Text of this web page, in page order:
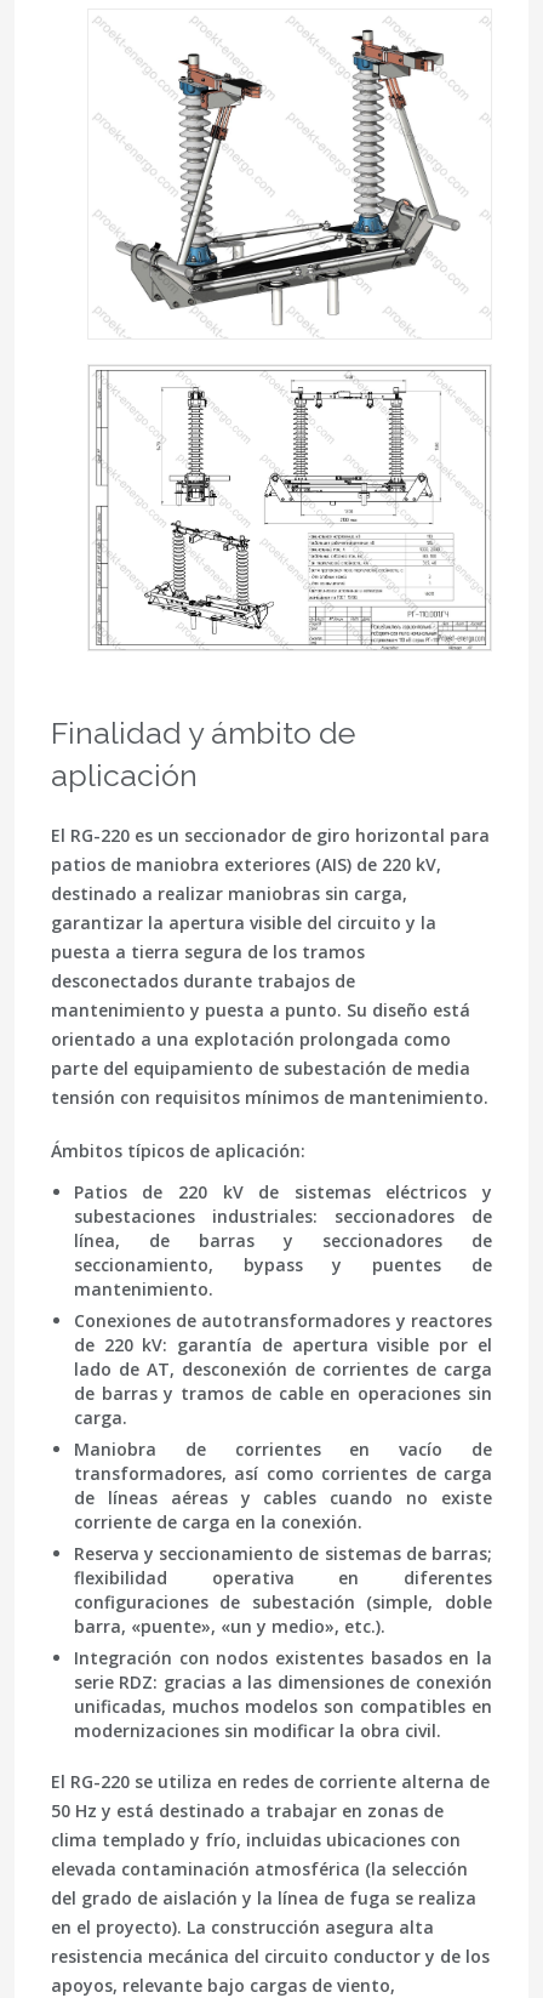
Finalidad y ámbito de
aplicación
El RG-220 es un seccionador de giro horizontal para
patios de maniobra exteriores (AIS) de 220 kV,
destinado a realizar maniobras sin carga,
garantizar la apertura visible del circuito y la
puesta a tierra segura de los tramos
desconectados durante trabajos de
mantenimiento y puesta a punto. Su diseño está
orientado a una explotación prolongada como
parte del equipamiento de subestación de media
tensión con requisitos mínimos de mantenimiento.
Ámbitos típicos de aplicación:
Patios de 220 kV de sistemas eléctricos y
subestaciones industriales: seccionadores de
línea, de barras y seccionadores de
seccionamiento, bypass y puentes de
mantenimiento.
Conexiones de autotransformadores y reactores
de 220 kV: garantía de apertura visible por el
lado de AT, desconexión de corrientes de carga
de barras y tramos de cable en operaciones sin
carga.
Maniobra de corrientes en vacío de
transformadores, así como corrientes de carga
de líneas aéreas y cables cuando no existe
corriente de carga en la conexión.
Reserva y seccionamiento de sistemas de barras;
flexibilidad operativa en diferentes
configuraciones de subestación (simple, doble
barra, «puente», «un y medio», etc.).
Integración con nodos existentes basados en la
serie RDZ: gracias a las dimensiones de conexión
unificadas, muchos modelos son compatibles en
modernizaciones sin modificar la obra civil.
El RG-220 se utiliza en redes de corriente alterna de
50 Hz y está destinado a trabajar en zonas de
clima templado y frío, incluidas ubicaciones con
elevada contaminación atmosférica (la selección
del grado de aislación y la línea de fuga se realiza
en el proyecto). La construcción asegura alta
resistencia mecánica del circuito conductor y de los
apoyos, relevante bajo cargas de viento,